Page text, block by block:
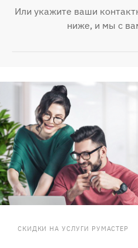
Или укажите ваши
ниже, и мы с
СКИДКИ НА УСЛУГИ РУМАСТЕР